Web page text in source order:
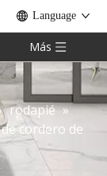
Language
Más
rodapié »
cordero de